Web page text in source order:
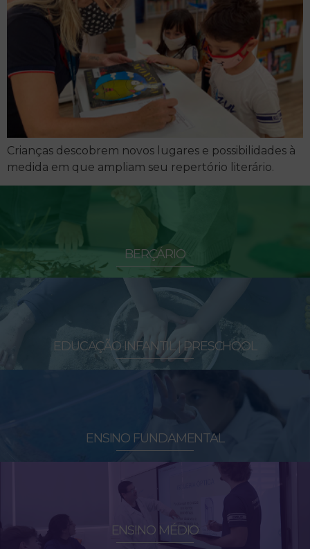
Crianças descobrem novos lugares e possibilidades à
medida em que ampliam seu repertório literário.
BERÇÁRIO
EDUCAÇÃO INFANTIL | PRESCHOOL
ENSINO FUNDAMENTAL
ENSINO MÉDIO